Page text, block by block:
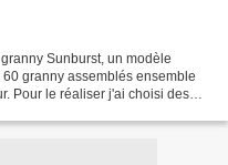
Sunburst, un modèle
granny assemblés ensemble
Pour le réaliser j'ai choisi des